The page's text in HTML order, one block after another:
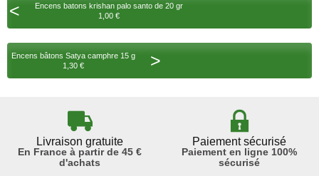
<
Encens batons krishan palo santo de 20 gr
1,00 €
Encens bâtons Satya camphre 15 g
1,30 €
>
Livraison gratuite
En France à partir de 45 €
d'achats
Paiement sécurisé
Paiement en ligne 100%
sécurisé